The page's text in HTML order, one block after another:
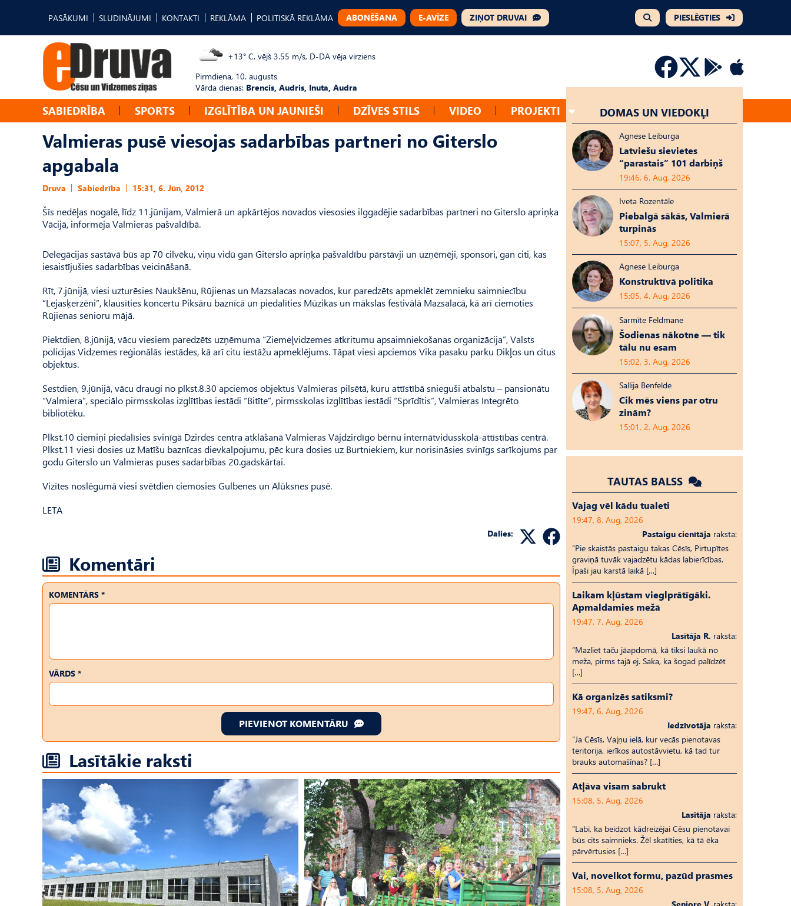
PASĀKUMI SLUDINĀJUMI KONTAKTI REKLĀMA POLITISKĀ REKLĀMA ABONĒŠANA E-AVĪZE ZIŅOT DRUVAI PIESLĒGTIES
+13° C, vējš 3.55 m/s, D-DA vēja virziens
Pirmdiena, 10. augusts
Vārda dienas: Brencis, Audris, Inuta, Audra
SABIEDRĪBA SPORTS IZGLĪTĪBA UN JAUNIEŠI DZĪVES STILS VIDEO PROJEKTI
Valmieras pusē viesojas sadarbības partneri no Giterslo
apgabala
Druva Sabiedrība 15:31, 6. Jūn, 2012
Šīs nedēļas nogalē, līdz 11.jūnijam, Valmierā un apkārtējos novados viesosies ilggadējie sadarbības partneri no Giterslo apriņķa
Vācijā, informēja Valmieras pašvaldībā.
Delegācijas sastāvā būs ap 70 cilvēku, viņu vidū gan Giterslo apriņķa pašvaldību pārstāvji un uzņēmēji, sponsori, gan citi, kas
iesaistījušies sadarbības veicināšanā.
Rīt, 7.jūnijā, viesi uzturēsies Naukšēnu, Rūjienas un Mazsalacas novados, kur paredzēts apmeklēt zemnieku saimniecību
“Lejasķerzēni”, klausīties koncertu Piksāru baznīcā un piedalīties Mūzikas un mākslas festivālā Mazsalacā, kā arī ciemoties
Rūjienas senioru mājā.
Piektdien, 8.jūnijā, vācu viesiem paredzēts uzņēmuma “Ziemeļvidzemes atkritumu apsaimniekošanas organizācija”, Valsts
policijas Vidzemes reģionālās iestādes, kā arī citu iestāžu apmeklējums. Tāpat viesi apciemos Vika pasaku parku Dikļos un citus
objektus.
Sestdien, 9.jūnijā, vācu draugi no plkst.8.30 apciemos objektus Valmieras pilsētā, kuru attīstībā snieguši atbalstu – pansionātu
“Valmiera”, speciālo pirmsskolas izglītības iestādi “Bitīte”, pirmsskolas izglītības iestādi “Sprīdītis”, Valmieras Integrēto
bibliotēku.
Plkst.10 ciemiņi piedalīsies svinīgā Dzirdes centra atklāšanā Valmieras Vājdzirdīgo bērnu internātvidusskolā-attīstības centrā.
Plkst.11 viesi dosies uz Matīšu baznīcas dievkalpojumu, pēc kura dosies uz Burtniekiem, kur norisināsies svinīgs sarīkojums par
godu Giterslo un Valmieras puses sadarbības 20.gadskārtai.
Vizītes noslēgumā viesi svētdien ciemosies Gulbenes un Alūksnes pusē.
LETA
Dalies:
Komentāri
KOMENTĀRS *
VĀRDS *
PIEVIENOT KOMENTĀRU
Lasītākie raksti
DOMAS UN VIEDOKĻI
Agnese Leiburga
Latviešu sievietes
“parastais” 101 darbiņš
19:46, 6. Aug, 2026
Iveta Rozentāle
Piebalgā sākās, Valmierā
turpinās
15:07, 5. Aug, 2026
Agnese Leiburga
Konstruktīvā politika
15:05, 4. Aug, 2026
Sarmīte Feldmane
Šodienas nākotne — tik
tālu nu esam
15:02, 3. Aug, 2026
Sallija Benfelde
Cik mēs viens par otru
zinām?
15:01, 2. Aug, 2026
TAUTAS BALSS
Vajag vēl kādu tualeti
19:47, 8. Aug, 2026
Pastaigu cienītāja raksta:
“Pie skaistās pastaigu takas Cēsīs, Pirtupītes
graviņā tuvāk vajadzētu kādas labierīcības.
Īpaši jau karstā laikā […]
Laikam kļūstam vieglprātīgāki.
Apmaldamies mežā
19:47, 7. Aug, 2026
Lasītāja R. raksta:
“Mazliet taču jāapdomā, kā tiksi laukā no
meža, pirms tajā ej. Saka, ka šogad palīdzēt
[…]
Kā organizēs satiksmi?
19:47, 6. Aug, 2026
Iedzīvotāja raksta:
“Ja Cēsīs, Vaļņu ielā, kur vecās pienotavas
teritorija, ierīkos autostāvvietu, kā tad tur
brauks automašīnas? […]
Atļāva visam sabrukt
15:08, 5. Aug, 2026
Lasītāja raksta:
“Labi, ka beidzot kādreizējai Cēsu pienotavai
būs cits saimnieks. Žēl skatīties, kā tā ēka
pārvērtusies […]
Vai, novelkot formu, pazūd prasmes
15:08, 5. Aug, 2026